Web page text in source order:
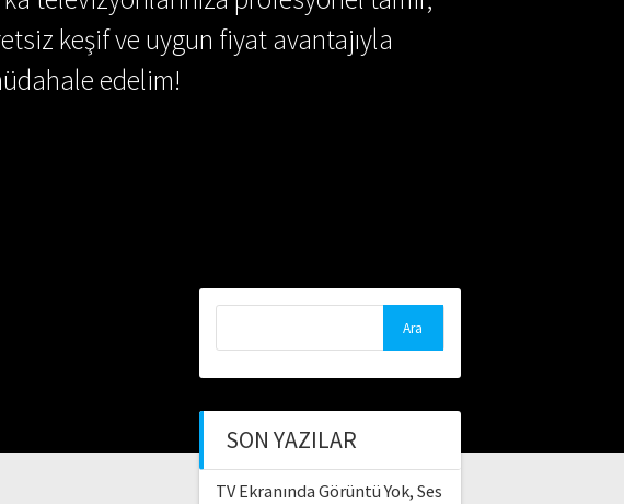
keşif ve uygun fiyat avantajıyla
edelim!
SON YAZILAR
TV Ekranında Görüntü Yok, Ses